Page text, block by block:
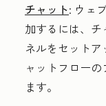
チャット: ウェ
加するには、
ネルをセット
ャットフロー
ます。